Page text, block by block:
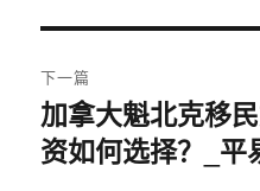
航
章：
下一篇
下
篇
加拿大魁北克移
资如何选择？_平